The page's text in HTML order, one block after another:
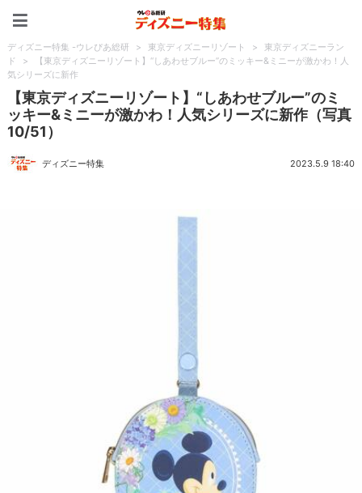
ディズニー特集 -ウレぴあ総研 > 東京ディズニーリゾート >
東京ディズニーラン
ド
>
【東京ディズニーリゾート】“しあわせブルー”のミッキー&ミニーが激かわ！人
気シリーズに新作
【東京ディズニーリゾート】“しあわせブルー”のミ
ッキー&ミニーが激かわ！人気シリーズに新作（写真
10/51）
ディズニー特集 2023.5.9 18:40